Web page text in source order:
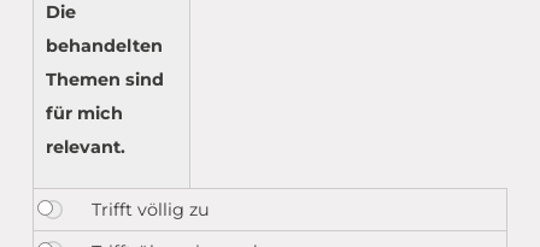
Die
behandelten
Themen sind
für mich
relevant.